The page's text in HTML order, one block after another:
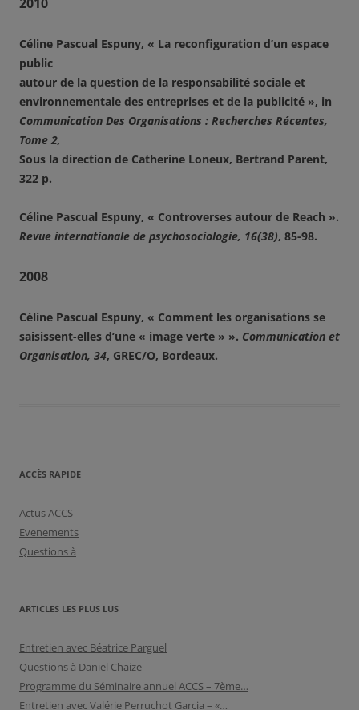
Céline Pascual Espuny, « La reconfiguration d’un espace
public
autour de la question de la responsabilité sociale et
environnementale des entreprises et de la publicité », in
Communication Des Organisations : Recherches Récentes,
Tome 2,
Sous la direction de Catherine Loneux, Bertrand Parent,
322 p.
Céline Pascual Espuny, « Controverses autour de Reach ».
Revue internationale de psychosociologie, 16(38), 85-98.
2008
Céline Pascual Espuny, « Comment les organisations se
saisissent-elles d’une « image verte » ». Communication et
Organisation, 34, GREC/O, Bordeaux.
ACCÈS RAPIDE
Actus ACCS
Evenements
Questions à
ARTICLES LES PLUS LUS
Entretien avec Béatrice Parguel
Questions à Daniel Chaize
Programme du Séminaire annuel ACCS – 7ème…
Entretien avec Valérie Perruchot Garcia – «…